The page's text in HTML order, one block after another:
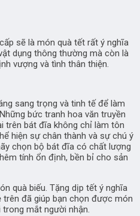
sẽ là món quà tết rất ý nghĩa
dụng thông thường mà còn là
vượng và tình thân thiện.
sang trọng và tinh tế để làm
bức tranh hoa văn truyền
trên bát đĩa không chỉ làm tôn
hiện sự chân thành và sự chú ý
chọn bộ bát đĩa có chất lượng
tính ổn định, bền bỉ cho sản
quà biếu. Tặng dịp tết ý nghĩa
trên đã giúp bạn chọn được món
mắt người nhận.